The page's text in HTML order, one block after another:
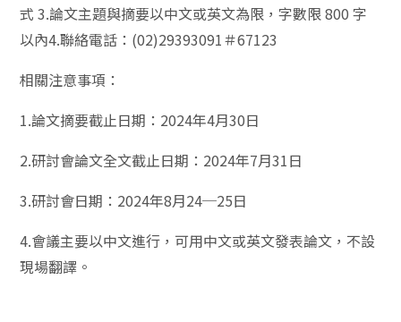
式 3.論文主題與摘要以中文或英文為限，字數限 800 字
以內4.聯絡電話：(02)29393091＃67123
相關注意事項：
1.論文摘要截止日期：2024年4月30日
2.研討會論文全文截止日期：2024年7月31日
3.研討會日期：2024年8月24─25日
4.會議主要以中文進行，可用中文或英文發表論文，不設
現場翻譯。